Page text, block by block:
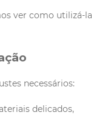
ver como utilizá-la
necessários:
delicados,